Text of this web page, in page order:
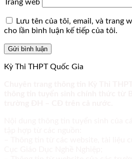
Trang web
Lưu tên của tôi, email, và trang
cho lần bình luận kế tiếp của tôi.
Kỳ Thi THPT Quốc Gia